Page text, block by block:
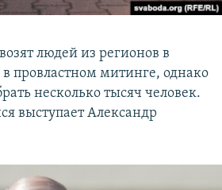
людей из регионов в
провластном митинге, однако
несколько тысяч человек.
выступает Александр